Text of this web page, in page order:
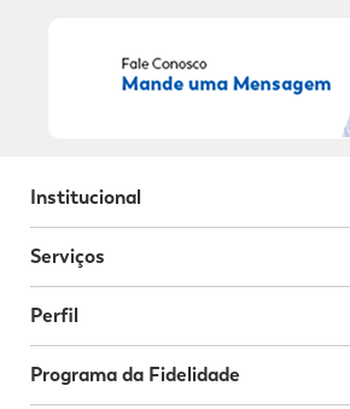
Institucional
Serviços
Perfil
Programa da Fidelidade